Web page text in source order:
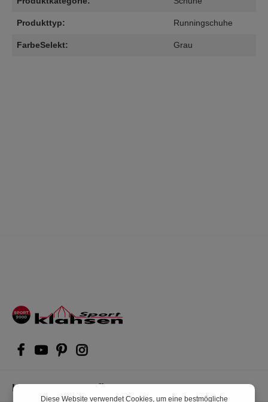
Produkttyp: Runningschuhe
FarbeSelekt: Grau
Kompetente Kaufberatung
Diese Website verwendet Cookies, um eine bestmögliche